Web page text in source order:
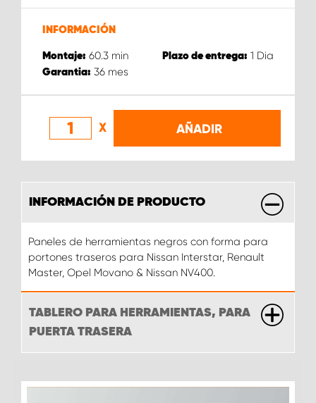
INFORMACIÓN
Montaje: 60.3 min Plazo de entrega: 1 Dia
Garantia: 36 mes
X AÑADIR
INFORMACIÓN DE PRODUCTO
Paneles de herramientas negros con forma para
portones traseros para Nissan Interstar, Renault
Master, Opel Movano & Nissan NV400.
TABLERO PARA HERRAMIENTAS, PARA
PUERTA TRASERA